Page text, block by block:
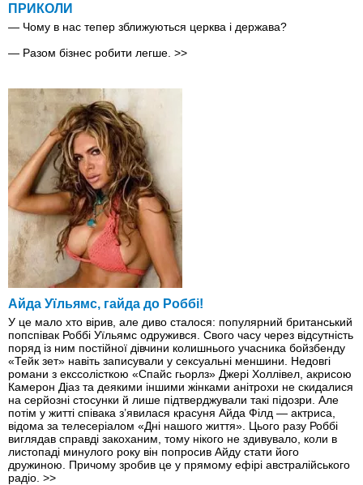
ПРИКОЛИ
— Чому в нас тепер зближуються церква і держава?
— Разом бізнес робити легше. >>
Айда Уїльямс, гайда до Роббі!
У це мало хто вірив, але диво сталося: популярний британський
поп­співак Роббі Уїльямс одружився. Свого часу через відсутність
поряд із ним постійної дівчини колишнього учасника бойзбенду
«Тейк зет» навіть записували у сексуальні меншини. Недовгі
романи з екс­солісткою «Спайс гьорлз» Джері Холлівел, акрисою
Камерон Діаз та деякими іншими жінками анітрохи не скидалися
на серйозні стосунки й лише підтверджували такі підозри. Але
потім у житті спiвака з’явилася красуня Айда Філд — актриса,
відома за телесеріалом «Дні нашого життя». Цього разу Роббі
виглядав справді закоханим, тому нікого не здивувало, коли в
листопаді минулого року він попросив Айду стати його
дружиною. Причому зробив це у прямому ефірі австралійського
радіо. >>